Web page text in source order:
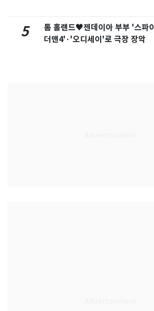
5
톰 홀랜드♥젠데이아 부부 '스파이
더맨4'·'오디세이'로 극장 장악